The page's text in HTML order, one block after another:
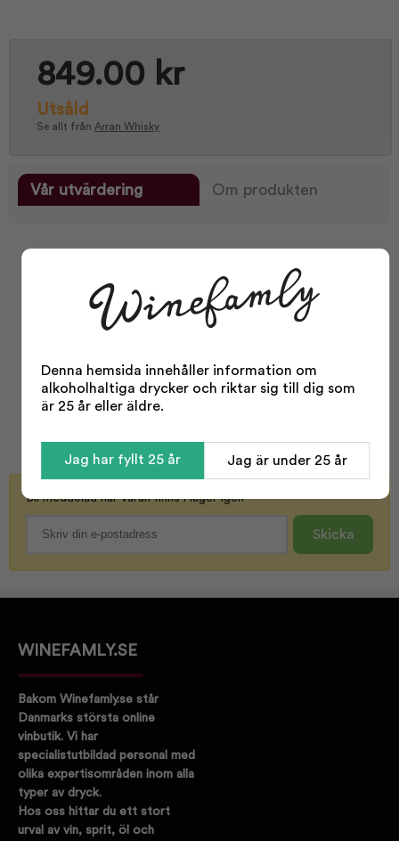
849.00 kr
Utsåld
Se allt från Arran Whisky
Vår utvärdering Om produkten
Typ: Whisky
Område:
Odling: Konventionell
Storlek:
Odling: Traditionellt
Alkohol %: 50,00
Bli meddelad när varan finns i lager igen
Skicka
WINEFAMLY.SE
Bakom Winefamly.se står
Danmarks största online
vinbutik. Vi har
specialistutbildad personal med
olika expertisområden inom alla
typer av dryck.
Hos oss hittar du ett stort
urval av vin, sprit, öl och
Denna hemsida innehåller information om
alkoholhaltiga drycker och riktar sig till dig som
är 25 år eller äldre.
Jag har fyllt 25 år Jag är under 25 år